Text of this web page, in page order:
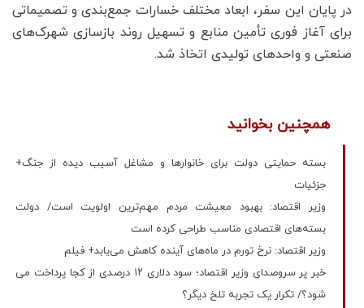
در پایان این سفر، ابعاد مختلف خسارات جمع‌بندی و تصمیماتی
برای آغاز فوری تأمین منابع و تسهیل روند بازسازی شهرک‌های
صنعتی و واحدهای تولیدی اتخاذ شد.
همچنین بخوانید
بسته حمایتی دولت برای خانوارها و مشاغل آسیب دیده از جنگ+
جزئیات
وزیر اقتصاد: بهبود معیشت مردم مهم‌ترین اولویت است/ دولت
بسته‌های اقتصادی مناسب طراحی کرده است
وزیر اقتصاد: نرخ تورم در ماه‌های آینده کاهش می‌یابد+ فیلم
خبر پر سروصدای وزیر اقتصاد؛ سود دلاری ۱۲ درصدی از کجا پرداخت می
شود؟/ تکرار یک تجربه تلخ دیگر؟